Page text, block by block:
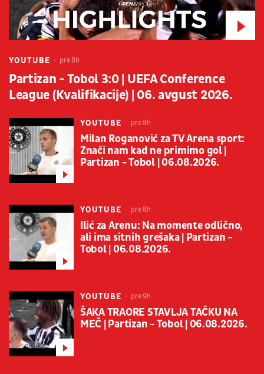
YOUTUBE pre 8h
Partizan - Tobol 3:0 | UEFA Conference
League (Kvalifikacije) | 06. avgust 2026.
YOUTUBE pre 8h
Milan Roganović za TV Arena sport:
Znači nam kad ne primimo gol |
Partizan - Tobol | 06.08.2026.
YOUTUBE pre 8h
Ilić za Arenu: Na momente odlično,
ali ima sitnih grešaka | Partizan -
Tobol | 06.08.2026.
YOUTUBE pre 9h
ŠAKA TRAORE STAVLJA TAČKU NA
MEČ | Partizan - Tobol | 06.08.2026.